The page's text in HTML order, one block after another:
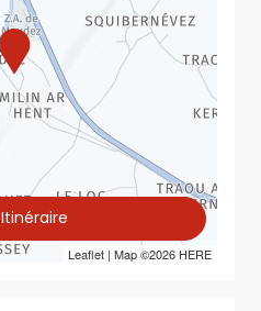
Leaflet | Map ©2026 HERE
Itinéraire